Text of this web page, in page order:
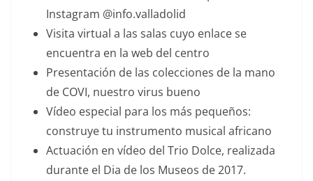
Instagram @info.valladolid
Visita virtual a las salas cuyo enlace se
encuentra en la web del centro
Presentación de las colecciones de la mano
de COVI, nuestro virus bueno
Vídeo especial para los más pequeños:
construye tu instrumento musical africano
Actuación en vídeo del Trio Dolce, realizada
durante el Dia de los Museos de 2017.